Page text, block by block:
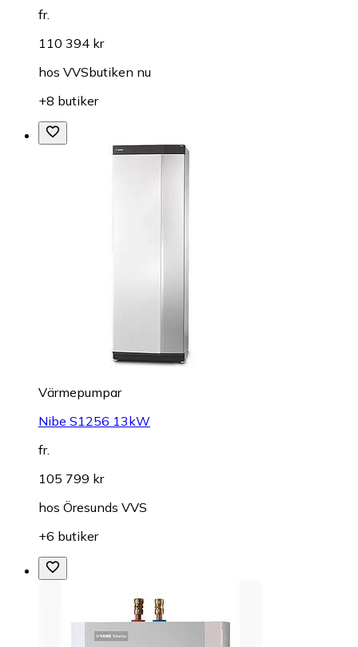
fr.
110 394 kr
hos VVSbutiken nu
+8 butiker
Värmepumpar
Nibe S1256 13kW
fr.
105 799 kr
hos Öresunds VVS
+6 butiker